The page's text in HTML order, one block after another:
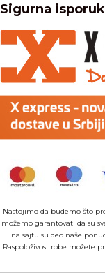
Sigurna
Nastojimo da budemo što
možemo garantovati da su
na sajtu su deo naše
Raspoloživost robe možete